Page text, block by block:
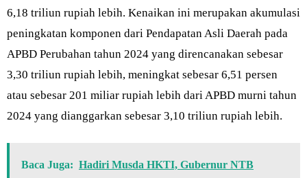
6,18 triliun rupiah lebih. Kenaikan ini merupakan akumulasi
peningkatan komponen dari Pendapatan Asli Daerah pada
APBD Perubahan tahun 2024 yang direncanakan sebesar
3,30 triliun rupiah lebih, meningkat sebesar 6,51 persen
atau sebesar 201 miliar rupiah lebih dari APBD murni tahun
2024 yang dianggarkan sebesar 3,10 triliun rupiah lebih.
Baca Juga: Hadiri Musda HKTI, Gubernur NTB